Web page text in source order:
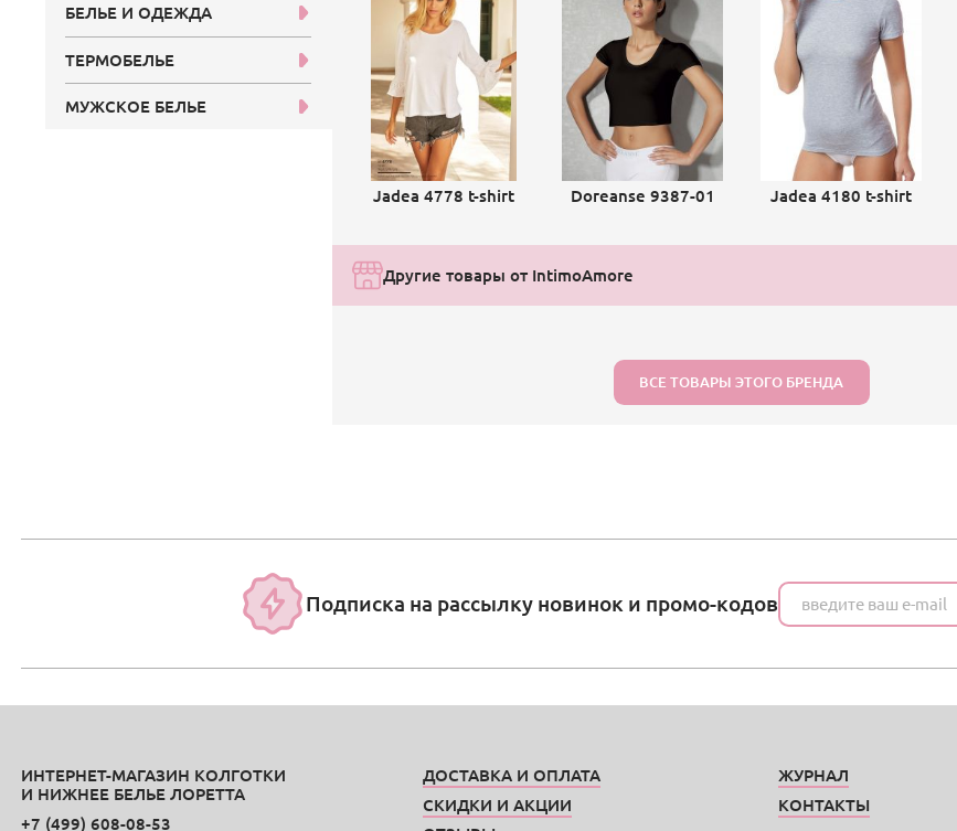
Jadea 4778 t-shirt Doreanse 9387-01 Jadea 4180 t-shirt
Другие товары от IntimoAmore
ВСЕ ТОВАРЫ ЭТОГО БРЕНДА
БЕЛЬЕ И ОДЕЖДА
ТЕРМОБЕЛЬЕ
МУЖСКОЕ БЕЛЬЕ
Подписка на рассылку новинок и промо-кодов
ИНТЕРНЕТ-МАГАЗИН КОЛГОТКИ
И НИЖНЕЕ БЕЛЬЕ ЛОРЕТТА
+7 (499) 608-08-53
ДОСТАВКА И ОПЛАТА
СКИДКИ И АКЦИИ
ЖУРНАЛ
КОНТАКТЫ